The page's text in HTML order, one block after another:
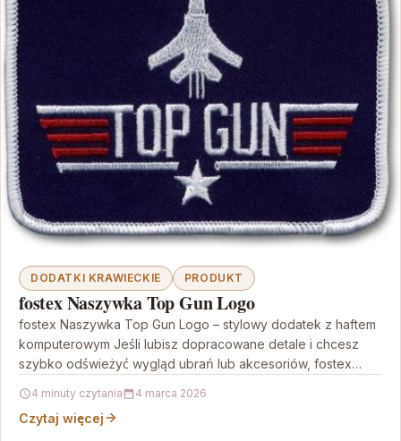
DODATKI KRAWIECKIE PRODUKT
fostex Naszywka Top Gun Logo
fostex Naszywka Top Gun Logo – stylowy dodatek z haftem
komputerowym Jeśli lubisz dopracowane detale i chcesz
szybko odświeżyć wygląd ubrań lub akcesoriów, fostex…
4 minuty czytania 4 marca 2026
Czytaj więcej